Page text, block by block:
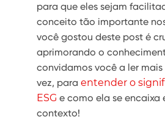
para que eles sejam
conceito tão importante
você gostou deste post é
aprimorando o
convidamos você a ler
vez, para entender o
ESG e como ela se encaixa
contexto!